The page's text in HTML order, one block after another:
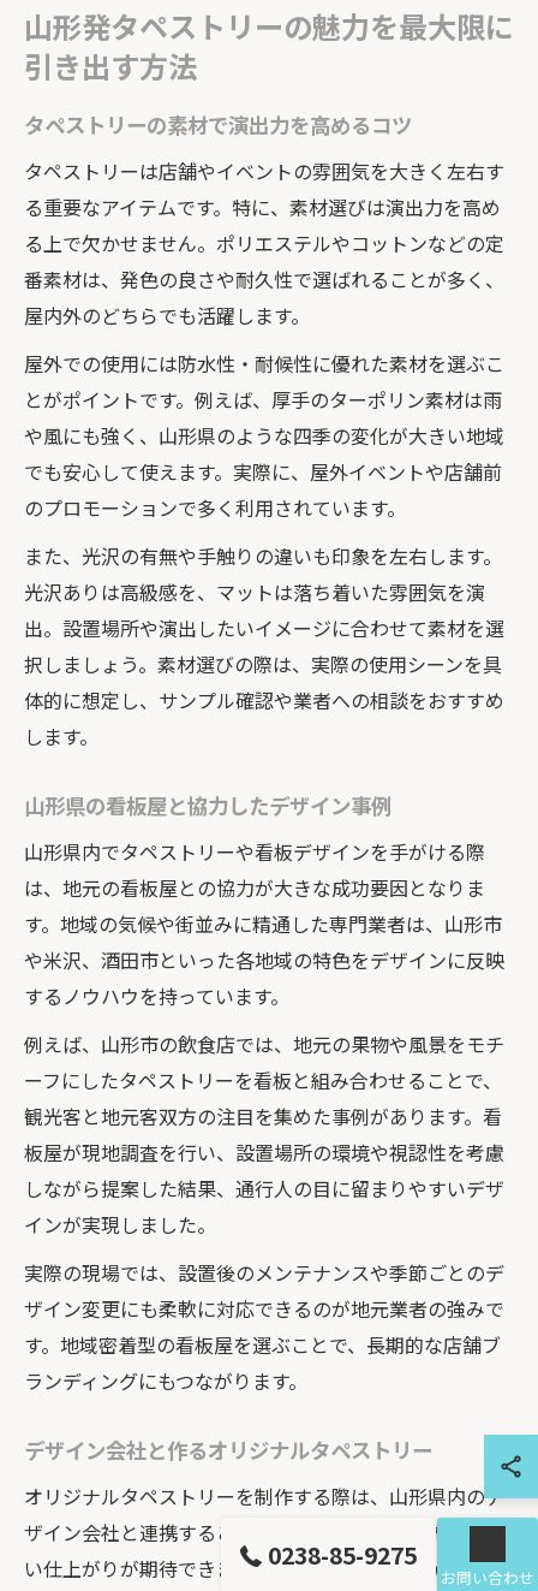
山形発タペストリーの魅力を最大限に
引き出す方法
タペストリーの素材で演出力を高めるコツ
タペストリーは店舗やイベントの雰囲気を大きく左右す
る重要なアイテムです。特に、素材選びは演出力を高め
る上で欠かせません。ポリエステルやコットンなどの定
番素材は、発色の良さや耐久性で選ばれることが多く、
屋内外のどちらでも活躍します。
屋外での使用には防水性・耐候性に優れた素材を選ぶこ
とがポイントです。例えば、厚手のターポリン素材は雨
や風にも強く、山形県のような四季の変化が大きい地域
でも安心して使えます。実際に、屋外イベントや店舗前
のプロモーションで多く利用されています。
また、光沢の有無や手触りの違いも印象を左右します。
光沢ありは高級感を、マットは落ち着いた雰囲気を演
出。設置場所や演出したいイメージに合わせて素材を選
択しましょう。素材選びの際は、実際の使用シーンを具
体的に想定し、サンプル確認や業者への相談をおすすめ
します。
山形県の看板屋と協力したデザイン事例
山形県内でタペストリーや看板デザインを手がける際
は、地元の看板屋との協力が大きな成功要因となりま
す。地域の気候や街並みに精通した専門業者は、山形市
や米沢、酒田市といった各地域の特色をデザインに反映
するノウハウを持っています。
例えば、山形市の飲食店では、地元の果物や風景をモチ
ーフにしたタペストリーを看板と組み合わせることで、
観光客と地元客双方の注目を集めた事例があります。看
板屋が現地調査を行い、設置場所の環境や視認性を考慮
しながら提案した結果、通行人の目に留まりやすいデザ
インが実現しました。
実際の現場では、設置後のメンテナンスや季節ごとのデ
ザイン変更にも柔軟に対応できるのが地元業者の強みで
す。地域密着型の看板屋を選ぶことで、長期的な店舗ブ
ランディングにもつながります。
デザイン会社と作るオリジナルタペストリー
オリジナルタペストリーを制作する際は、山形県内のデ
ザイン会社と連携することで、より個性的で訴求力の高
い仕上がりが期待できます。プロのデザイナーがヒアリ
0238-85-9275
お問い合わせ